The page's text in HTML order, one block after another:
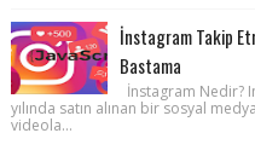
İnstagram Takip
Bastama
İnstagram Nedir?
yılında satın alınan bir sosyal
videola...